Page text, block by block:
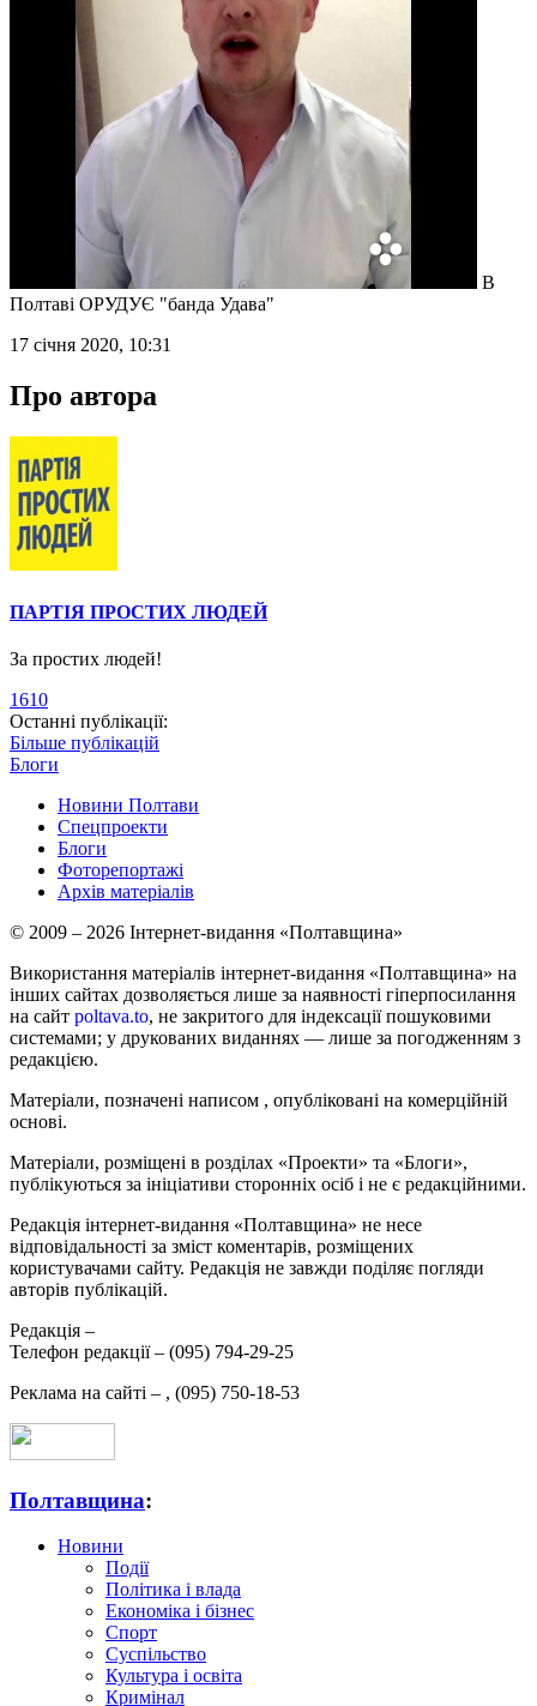
В
Полтаві ОРУДУЄ "банда Удава"
17 січня 2020, 10:31
Про автора
ПАРТІЯ ПРОСТИХ ЛЮДЕЙ
За простих людей!
1610
Останні публікації:
Більше публікацій
Блоги
Новини Полтави
Спецпроекти
Блоги
Фоторепортажі
Архів матеріалів
© 2009 – 2026 Інтернет-видання «Полтавщина»
Використання матеріалів інтернет-видання «Полтавщина» на
інших сайтах дозволяється лише за наявності гіперпосилання
на сайт poltava.to, не закритого для індексації пошуковими
системами; у друкованих виданнях — лише за погодженням з
редакцією.
Матеріали, позначені написом , опубліковані на комерційній
основі.
Матеріали, розміщені в розділах «Проекти» та «Блоги»,
публікуються за ініціативи сторонніх осіб і не є редакційними.
Редакція інтернет-видання «Полтавщина» не несе
відповідальності за зміст коментарів, розміщених
користувачами сайту. Редакція не завжди поділяє погляди
авторів публікацій.
Редакція –
Телефон редакції – (095) 794-29-25
Реклама на сайті – , (095) 750-18-53
Полтавщина:
Новини
Події
Політика і влада
Економіка і бізнес
Спорт
Суспільство
Культура і освіта
Кримінал